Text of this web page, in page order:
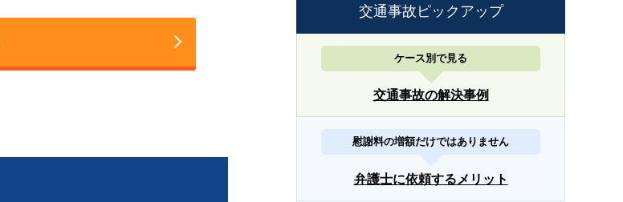
交通事故ピックアップ
ケース別で見る
交通事故の解決事例
慰謝料の増額だけではありません
弁護士に依頼するメリット